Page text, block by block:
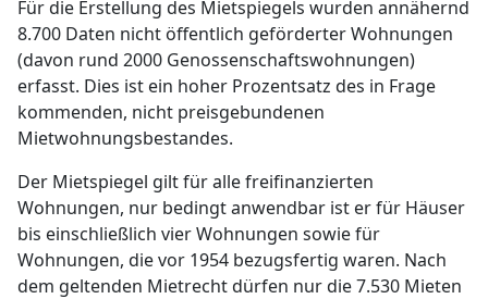
Für die Erstellung des Mietspiegels wurden annähernd
8.700 Daten nicht öffentlich geförderter Wohnungen
(davon rund 2000 Genossenschaftswohnungen)
erfasst. Dies ist ein hoher Prozentsatz des in Frage
kommenden, nicht preisgebundenen
Mietwohnungsbestandes.
Der Mietspiegel gilt für alle freifinanzierten
Wohnungen, nur bedingt anwendbar ist er für Häuser
bis einschließlich vier Wohnungen sowie für
Wohnungen, die vor 1954 bezugsfertig waren. Nach
dem geltenden Mietrecht dürfen nur die 7.530 Mieten